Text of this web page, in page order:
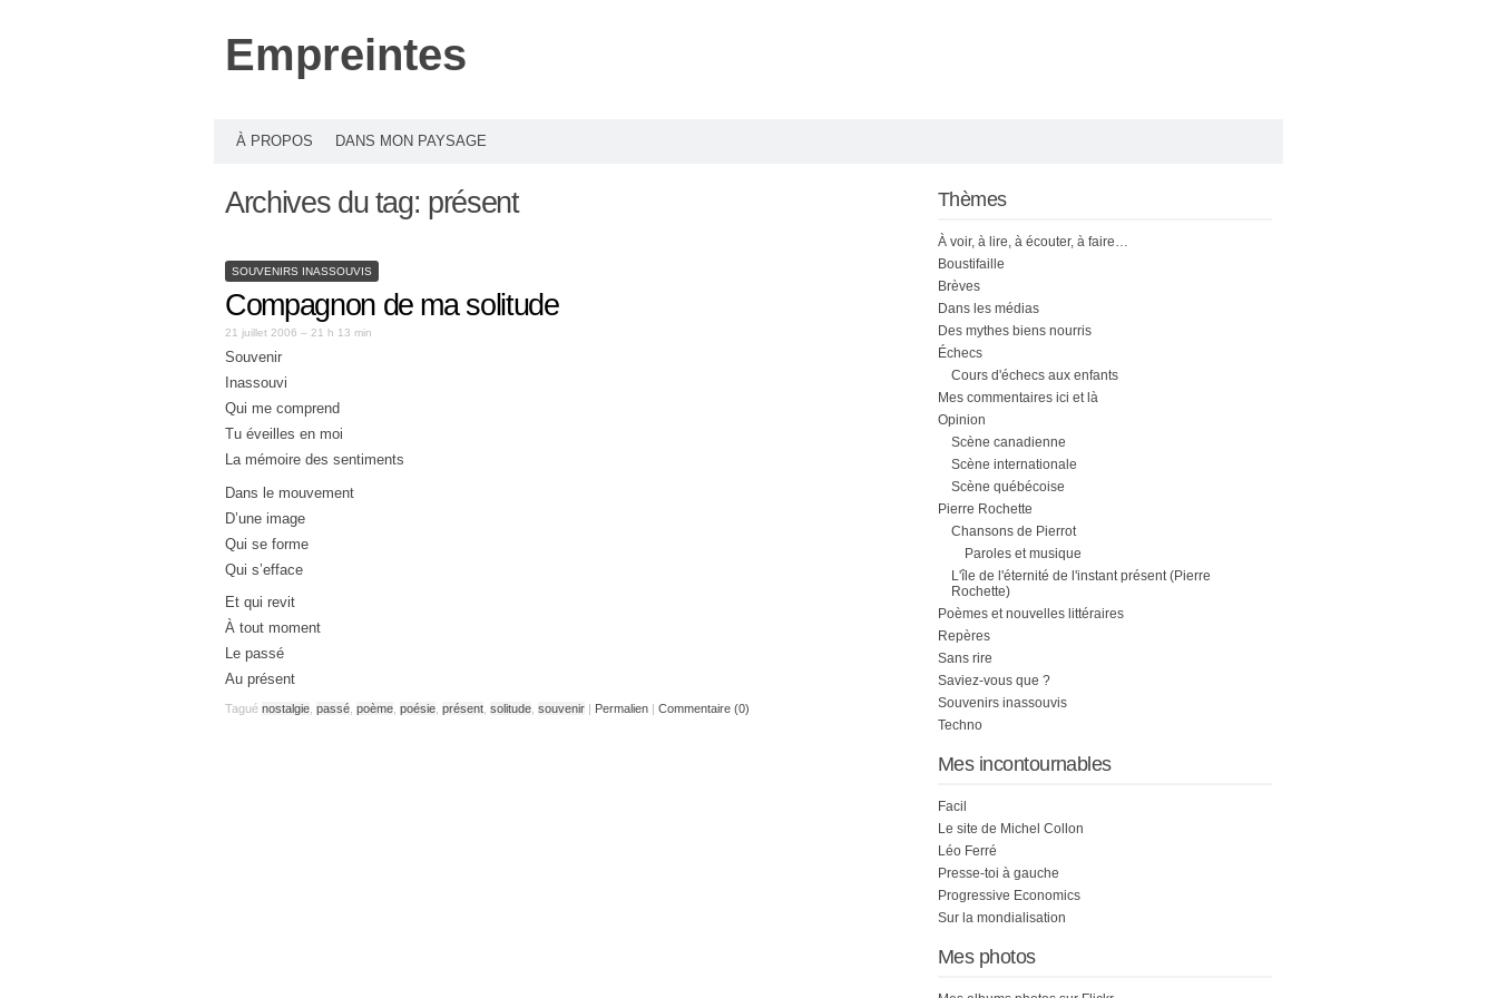
Empreintes
À PROPOS DANS MON PAYSAGE
Archives du tag: présent
SOUVENIRS INASSOUVIS
Compagnon de ma solitude
21 juillet 2006 – 21 h 13 min
Souvenir
Inassouvi
Qui me comprend
Tu éveilles en moi
La mémoire des sentiments
Dans le mouvement
D’une image
Qui se forme
Qui s’efface
Et qui revit
À tout moment
Le passé
Au présent
Tagué nostalgie passé poème poésie présent solitude souvenir | Permalien | Commentaire (0)
Thèmes
À voir, à lire, à écouter, à faire…
Boustifaille
Brèves
Dans les médias
Des mythes biens nourris
Échecs
Cours d'échecs aux enfants
Mes commentaires ici et là
Opinion
Scène canadienne
Scène internationale
Scène québécoise
Pierre Rochette
Chansons de Pierrot
Paroles et musique
L'île de l'éternité de l'instant présent (Pierre
Rochette)
Poèmes et nouvelles littéraires
Repères
Sans rire
Saviez-vous que ?
Souvenirs inassouvis
Techno
Mes incontournables
Facil
Le site de Michel Collon
Léo Ferré
Presse-toi à gauche
Progressive Economics
Sur la mondialisation
Mes photos